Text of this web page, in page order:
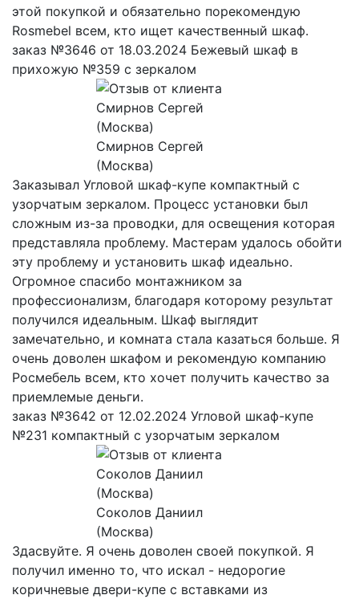
этой покупкой и обязательно порекомендую
Rosmebel всем, кто ищет качественный шкаф.
заказ №3646 от 18.03.2024 Бежевый шкаф в
прихожую №359 с зеркалом
Смирнов Сергей
(Москва)
Заказывал Угловой шкаф-купе компактный с
узорчатым зеркалом. Процесс установки был
сложным из-за проводки, для освещения которая
представляла проблему. Мастерам удалось обойти
эту проблему и установить шкаф идеально.
Огромное спасибо монтажником за
профессионализм, благодаря которому результат
получился идеальным. Шкаф выглядит
замечательно, и комната стала казаться больше. Я
очень доволен шкафом и рекомендую компанию
Росмебель всем, кто хочет получить качество за
приемлемые деньги.
заказ №3642 от 12.02.2024 Угловой шкаф-купе
№231 компактный с узорчатым зеркалом
Соколов Даниил
(Москва)
Здасвуйте. Я очень доволен своей покупкой. Я
получил именно то, что искал - недорогие
коричневые двери-купе с вставками из